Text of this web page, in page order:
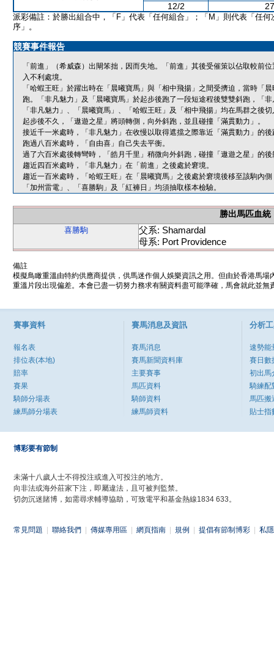
12/2
派彩備註：於勝出組合中，「F」代表「任何組合」；「M」則代表「任何
序」。
競賽事件報告
「前進」（希威森）出閘笨拙，因而失地。「前進」其後受催策以佔取較前
入不利處境。
「哈蝦王旺」於躍出時在「晨曦寶馬」與「相中飛揚」之間受擠迫，當時「
跑。「非凡魅力」及「晨曦寶馬」於起步後跑了一段短途程後雙雙斜跑，「
「非凡魅力」、「晨曦寶馬」、「哈蝦王旺」及「相中飛揚」均在馬群之後
起步後不久，「遨遊之星」將頭轉側，向外斜跑，並且碰撞「滿貫動力」。
接近千一米處時，「非凡魅力」在收慢以取得遮擋之際靠近「滿貫動力」的
跑過八百米處時，「自由喜」自己失去平衡。
過了六百米處後轉彎時，「皓月千里」稍微向外斜跑，碰撞「遨遊之星」的
趨近四百米處時，「非凡魅力」在「前進」之後處於窘境。
趨近一百米處時，「哈蝦王旺」在「晨曦寶馬」之後處於窘境後移至該駒內
「加州雷電」、「喜勝駒」及「紅褲日」均須抽取樣本檢驗。
勝出馬匹血統
喜勝駒
父系: Shamardal
母系: Port Providence
備註
模擬鳥瞰重溫由特約供應商提供，供馬迷作個人娛樂資訊之用。但由於香港馬
重溫片段出現偏差。本會已盡一切努力務求有關資料盡可能準確，馬會就此並
賽事資料
報名表
排位表(本地)
賠率
賽果
騎師分場表
練馬師分場表
賽馬消息及資訊
賽馬消息
賽馬新聞資料庫
主要賽事
馬匹資料
騎師資料
練馬師資料
分析
速勢能
賽日數
初出馬
騎練配
馬匹搬
貼士指
博彩要有節制
未滿十八歲人士不得投注或進入可投注的地方。
向非法或海外莊家下注，即屬違法，且可被判監禁。
切勿沉迷賭博，如需尋求輔導協助，可致電平和基金熱線1834 633。
常見問題 聯絡我們 傳媒專用區 網頁指南 規例 提倡有節制博彩 私